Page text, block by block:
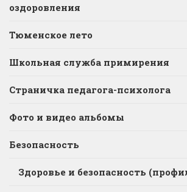
оздоровления
Тюменское лето
Школьная служба примирения
Страничка педагога-психолога
Фото и видео альбомы
Безопасность
Здоровье и безопасность